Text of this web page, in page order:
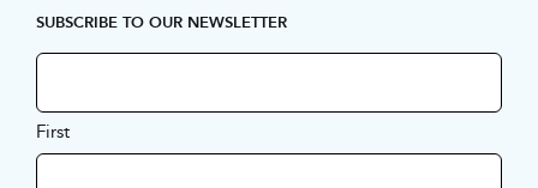
SUBSCRIBE TO OUR NEWSLETTER
First